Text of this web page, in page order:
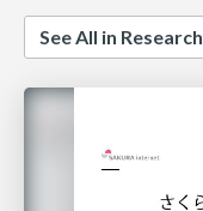
See All in Research